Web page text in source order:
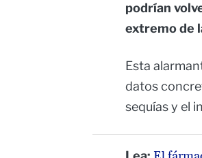
podrían
extremo de
Esta
datos
sequías y el